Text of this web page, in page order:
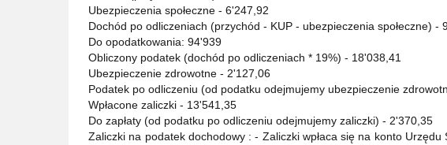
Ubezpieczenia społeczne - 6'247,92
Dochód po odliczeniach (przychód - KUP - ubezpieczenia społeczne) -
Do opodatkowania: 94'939
Obliczony podatek (dochód po odliczeniach * 19%) - 18'038,41
Ubezpieczenie zdrowotne - 2'127,06
Podatek po odliczeniu (od podatku odejmujemy ubezpieczenie
Wpłacone zaliczki - 13'541,35
Do zapłaty (od podatku po odliczeniu odejmujemy zaliczki) - 2'370,35
Zaliczki na podatek dochodowy : - Zaliczki wpłaca się na konto